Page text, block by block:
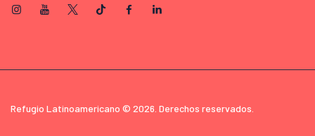
Refugio Latinoamericano © 2026. Derechos reservados.